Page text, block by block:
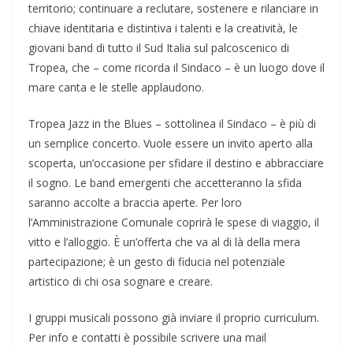
territorio; continuare a reclutare, sostenere e rilanciare in
chiave identitaria e distintiva i talenti e la creatività, le
giovani band di tutto il Sud Italia sul palcoscenico di
Tropea, che – come ricorda il Sindaco – è un luogo dove il
mare canta e le stelle applaudono.
Tropea Jazz in the Blues – sottolinea il Sindaco – è più di
un semplice concerto. Vuole essere un invito aperto alla
scoperta, un’occasione per sfidare il destino e abbracciare
il sogno. Le band emergenti che accetteranno la sfida
saranno accolte a braccia aperte. Per loro
l’Amministrazione Comunale coprirà le spese di viaggio, il
vitto e l’alloggio. È un’offerta che va al di là della mera
partecipazione; è un gesto di fiducia nel potenziale
artistico di chi osa sognare e creare.
I gruppi musicali possono già inviare il proprio curriculum.
Per info e contatti è possibile scrivere una mail